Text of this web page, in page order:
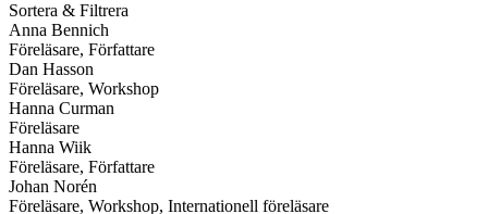
Sortera & Filtrera
Anna Bennich
Föreläsare, Författare
Dan Hasson
Föreläsare, Workshop
Hanna Curman
Föreläsare
Hanna Wiik
Föreläsare, Författare
Johan Norén
Föreläsare, Workshop, Internationell föreläsare